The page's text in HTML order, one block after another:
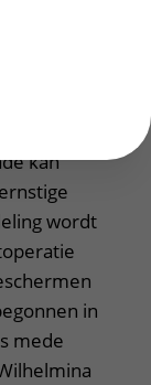
in
of
kan
wordt
in
mede